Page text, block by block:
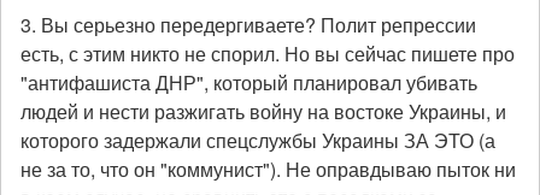
3. Вы серьезно передергиваете? Полит репрессии
есть, с этим никто не спорил. Но вы сейчас пишете про
"антифашиста ДНР", который планировал убивать
людей и нести разжигать войну на востоке Украины, и
которого задержали спецслужбы Украины ЗА ЭТО (а
не за то, что он "коммунист"). Не оправдываю пыток ни